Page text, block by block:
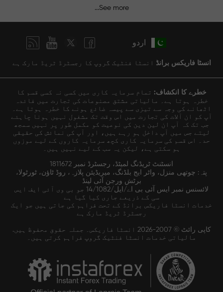
See more...
اردو
انسٹا فاریکس برانڈ انسٹا فنٹیک گروپ کا رجسٹرڈ ٹریڈ مارک ہے
خطرے کا انکشاف: تمام سرمایہ کاری میں کسی نہ کسی قسم کا
خطرہ ہوتا ہے۔ مالیاتی مشتق مصنوعات کی تجارت میں فائدہ
اٹھانے کی وجہ سے تیزی سے پیسہ ضائع ہونے کا خطرہ ہوتا ہے۔
آپ کو ان آلات کی تجارت میں اس وقت تک مشغول نہیں ہونا چاہئے
جب تک کہ آپ ان لین دین کی نوعیت کو مکمل طور پر نہیں سمجھ
لیتے جس میں آپ داخل ہو رہے ہیں، اور آپ کی نمائش کی حقیقی
حد۔ اس قسم کی سرمایہ کاری کچھ سرمایہ کاروں کے لیے موزوں
ہو سکتی ہے، لیکن یہ سب کے لیے نہیں ہیں۔
انسٹنٹ ٹریڈنگ لمیٹڈ، رجسٹرڈ نمبر 1811672
پتہ: چوتھی منزل، واٹر ایج بلڈنگ، میریڈیئن پلازہ، روڈ ٹاؤن، ٹورٹولا،
برٹش ورجن آئی لینڈ
لائسنس نمبر ایس آئی بی اے/ایل/14/1082 جو بی وی آئی ایف ایس
سی کے ذریعے جاری کیا گیا ہے
خدمات انسٹا فاریکس برانڈ کے تحت فراہم کی جاتی ہیں جو ایک
رجسٹرڈ ٹریڈ مارک ہے
کاپی رائٹ © 2007-2026 انسٹا فاریکس۔ جملہ حقوق محفوظ ہیں.
مالیاتی خدمات انسٹا فنٹیک گروپ فراہم کرتی ہیں۔